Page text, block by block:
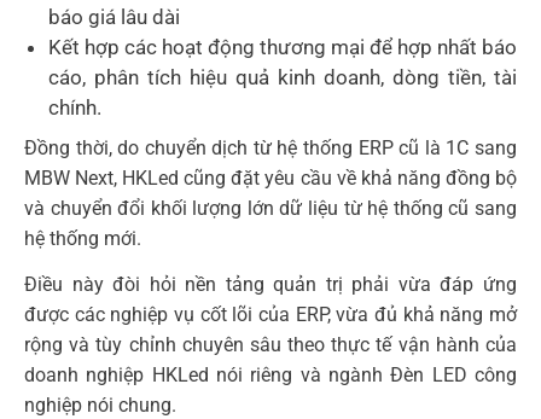
báo giá lâu dài
Kết hợp các hoạt động thương mại để hợp nhất báo
cáo, phân tích hiệu quả kinh doanh, dòng tiền, tài
chính.
Đồng thời, do chuyển dịch từ hệ thống ERP cũ là 1C sang
MBW Next, HKLed cũng đặt yêu cầu về khả năng đồng bộ
và chuyển đổi khối lượng lớn dữ liệu từ hệ thống cũ sang
hệ thống mới.
Điều này đòi hỏi nền tảng quản trị phải vừa đáp ứng
được các nghiệp vụ cốt lõi của ERP, vừa đủ khả năng mở
rộng và tùy chỉnh chuyên sâu theo thực tế vận hành của
doanh nghiệp HKLed nói riêng và ngành Đèn LED công
nghiệp nói chung.